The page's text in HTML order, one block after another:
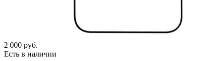
2 000 руб.
Есть в наличии